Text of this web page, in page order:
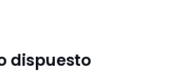
dispuesto